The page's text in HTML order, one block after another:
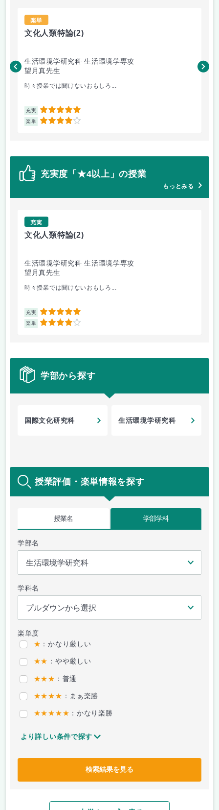
楽単
文化人類特論(2)
生活環境学研究科 生活環境学専攻
望月真先生
時々授業では聞けないおもしろ...
充実 5
楽単 4
坂
充実度「★4以上」の授業
もっとみる
充実
文化人類特論(2)
生活環境学研究科 生活環境学専攻
望月真先生
時々授業では聞けないおもしろ...
充実 5
楽単 4
学部から探す
国際文化研究科 生活環境学研究科
授業評価・楽単情報を探す
授業名 学部学科
学部名
学科名
楽単度
★ ：かなり厳しい
★★ ：やや厳しい
★★★ ：普通
★★★★ ：まぁ楽勝
★★★★★ ：かなり楽勝
より詳しい条件で探す
検索結果を見る